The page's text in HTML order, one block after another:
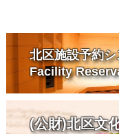
北区施設予約
Facility
(公財)北区文